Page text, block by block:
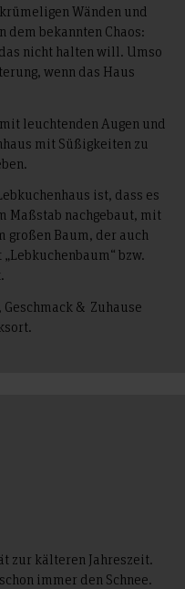
Wänden und
dem bekannten Chaos:
nicht halten will. Umso
wenn das Haus
leuchtenden Augen und
mit Süßigkeiten zu
ist, dass es
Maßstab nachgebaut, mit
großen Baum, der auch
bzw.
& Zuhause
zur kälteren Jahreszeit.
immer den Schnee.